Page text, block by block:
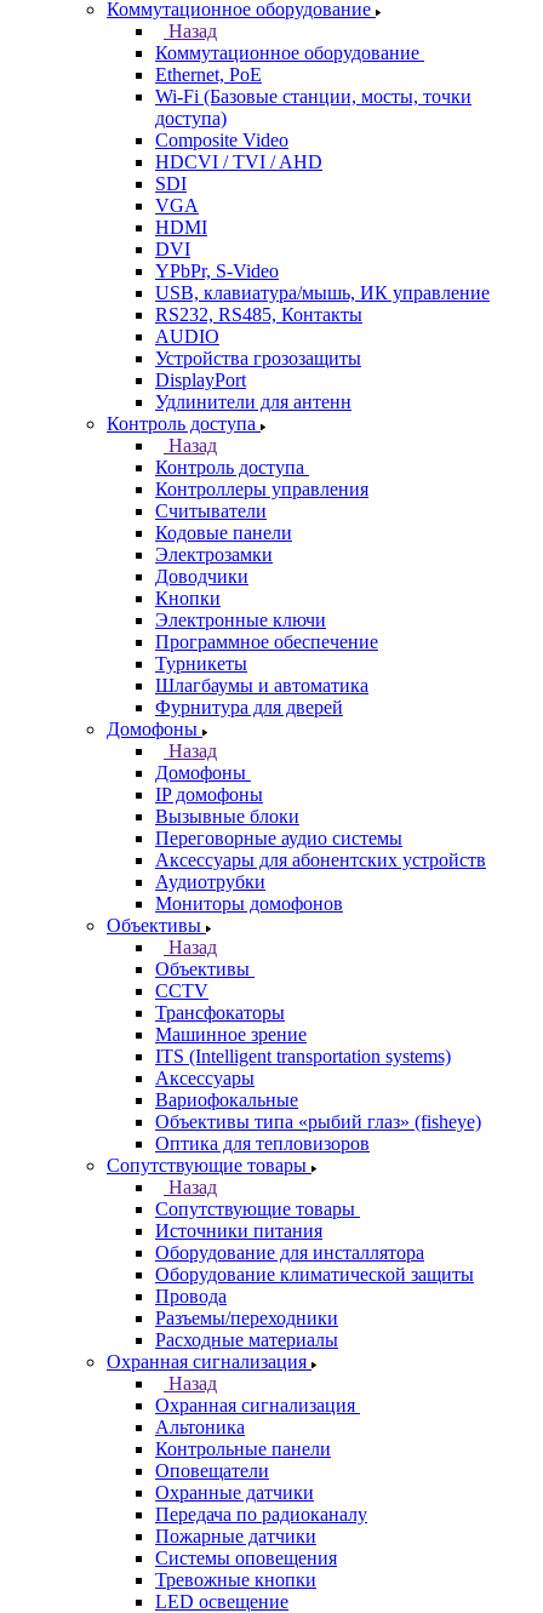
Коммутационное оборудование
Назад
Коммутационное оборудование
Ethernet, PoE
Wi-Fi (Базовые станции, мосты, точки
доступа)
Composite Video
HDCVI / TVI / AHD
SDI
VGA
HDMI
DVI
YPbPr, S-Video
USB, клавиатура/мышь, ИК управление
RS232, RS485, Контакты
AUDIO
Устройства грозозащиты
DisplayPort
Удлинители для антенн
Контроль доступа
Назад
Контроль доступа
Контроллеры управления
Считыватели
Кодовые панели
Электрозамки
Доводчики
Кнопки
Электронные ключи
Программное обеспечение
Турникеты
Шлагбаумы и автоматика
Фурнитура для дверей
Домофоны
Назад
Домофоны
IP домофоны
Вызывные блоки
Переговорные аудио системы
Аксессуары для абонентских устройств
Аудиотрубки
Мониторы домофонов
Объективы
Назад
Объективы
CCTV
Трансфокаторы
Машинное зрение
ITS (Intelligent transportation systems)
Аксессуары
Вариофокальные
Объективы типа «рыбий глаз» (fisheye)
Оптика для тепловизоров
Сопутствующие товары
Назад
Сопутствующие товары
Источники питания
Оборудование для инсталлятора
Оборудование климатической защиты
Провода
Разъемы/переходники
Расходные материалы
Охранная сигнализация
Назад
Охранная сигнализация
Альтоника
Контрольные панели
Оповещатели
Охранные датчики
Передача по радиоканалу
Пожарные датчики
Системы оповещения
Тревожные кнопки
LED освещение